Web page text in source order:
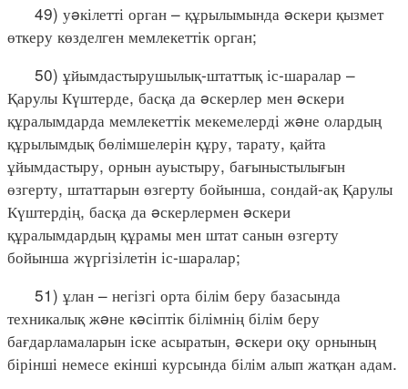
49) уəкілетті орган – құрылымында əскери қызмет
өткеру көзделген мемлекеттік орган;
50) ұйымдастырушылық-штаттық іс-шаралар –
Қарулы Күштерде, басқа да əскерлер мен əскери
құралымдарда мемлекеттік мекемелерді жəне олардың
құрылымдық бөлімшелерін құру, тарату, қайта
ұйымдастыру, орнын ауыстыру, бағыныстылығын
өзгерту, штаттарын өзгерту бойынша, сондай-ақ Қарулы
Күштердің, басқа да əскерлермен əскери
құралымдардың құрамы мен штат санын өзгерту
бойынша жүргізілетін іс-шаралар;
51) ұлан – негізгі орта білім беру базасында
техникалық жəне кəсіптік білімнің білім беру
бағдарламаларын іске асыратын, əскери оқу орнының
бірінші немесе екінші курсында білім алып жатқан адам.